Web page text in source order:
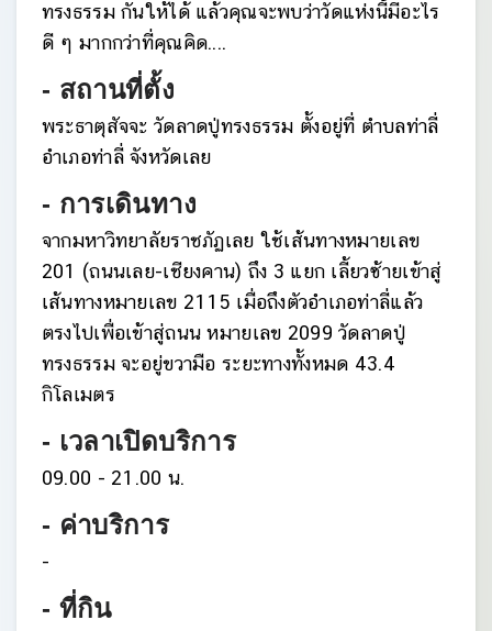
ทรงธรรม กันให้ได้ แล้วคุณจะพบว่าวัดแห่งนี้มีอะไร
ดี ๆ มากกว่าที่คุณคิด....
- สถานที่ตั้ง
พระธาตุสัจจะ วัดลาดปู่ทรงธรรม ตั้งอยู่ที่ ตำบลท่าลี่
อำเภอท่าลี่ จังหวัดเลย
- การเดินทาง
จากมหาวิทยาลัยราชภัฏเลย ใช้เส้นทางหมายเลข
201 (ถนนเลย-เชียงคาน) ถึง 3 แยก เลี้ยวซ้ายเข้าสู่
เส้นทางหมายเลข 2115 เมื่อถึงตัวอำเภอท่าลี่แล้ว
ตรงไปเพื่อเข้าสู่ถนน หมายเลข 2099 วัดลาดปู่
ทรงธรรม จะอยู่ขวามือ ระยะทางทั้งหมด 43.4
กิโลเมตร
- เวลาเปิดบริการ
09.00 - 21.00 น.
- ค่าบริการ
-
- ที่กิน